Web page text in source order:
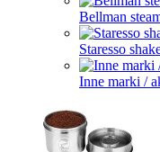
Bellman
Staresso
Inne marki /